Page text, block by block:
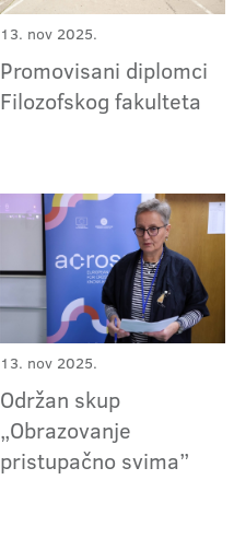
13. nov 2025.
Promovisani diplomci
Filozofskog fakulteta
13. nov 2025.
Održan skup
„Obrazovanje
pristupačno svima”